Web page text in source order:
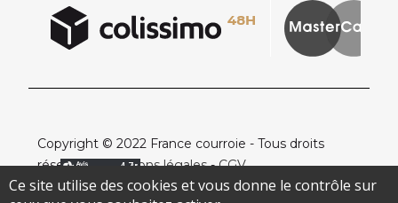
Copyright © 2022 France courroie - Tous droits
réservés -
Mentions légales-CGV
Ce site utilise des cookies et vous donne le contrôle sur